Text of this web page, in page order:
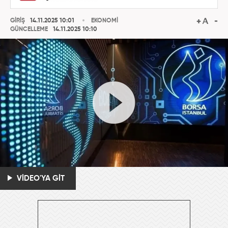
GİRİŞ
14.11.2025 10:01
GÜNCELLEME
14.11.2025 10:10
EKONOMİ
VİDEO'YA GİT